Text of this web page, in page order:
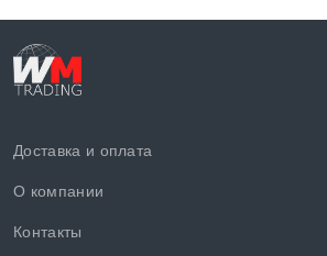
Доставка и оплата
О компании
Контакты